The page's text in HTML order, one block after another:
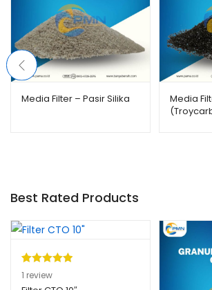
Media Filter – Pasir Silika
Media
Best Rated Products
Peringkat
5.00dari 5
11 review